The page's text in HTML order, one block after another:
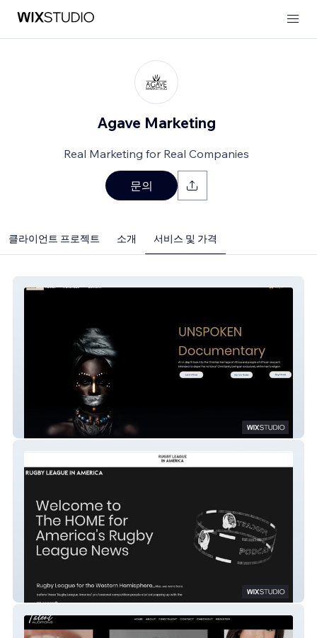
Agave Marketing
Real Marketing for Real Companies
문의
클라이언트 프로젝트 소개 서비스 및 가격
Unspoken
RugbyLeagueinAmerica